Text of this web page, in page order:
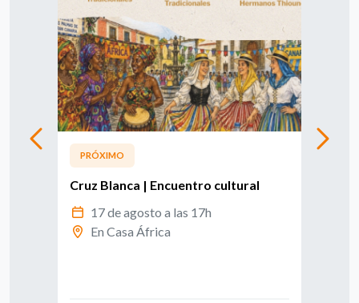
PRÓXIMO
Cruz Blanca | Encuentro cultural
17 de agosto a las 17h
En Casa África